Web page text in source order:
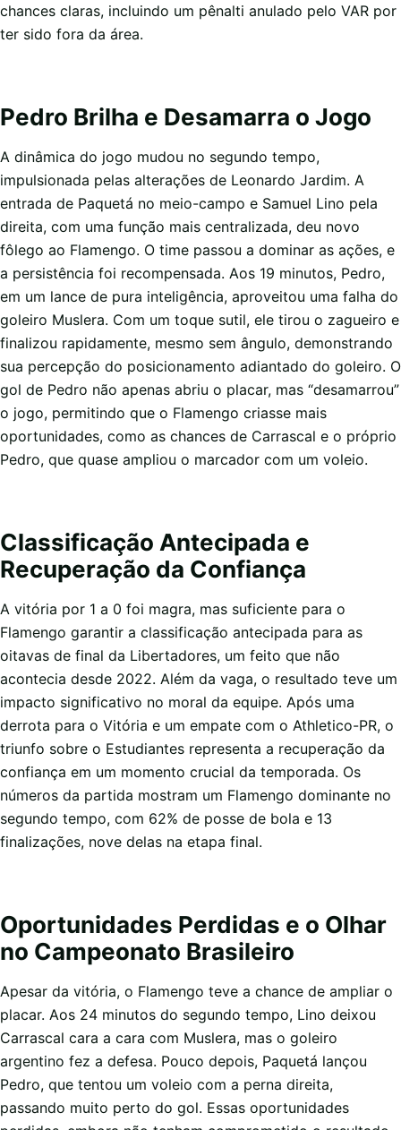
chances claras, incluindo um pênalti anulado pelo VAR por
ter sido fora da área.
Pedro Brilha e Desamarra o Jogo
A dinâmica do jogo mudou no segundo tempo,
impulsionada pelas alterações de Leonardo Jardim. A
entrada de Paquetá no meio-campo e Samuel Lino pela
direita, com uma função mais centralizada, deu novo
fôlego ao Flamengo. O time passou a dominar as ações, e
a persistência foi recompensada. Aos 19 minutos, Pedro,
em um lance de pura inteligência, aproveitou uma falha do
goleiro Muslera. Com um toque sutil, ele tirou o zagueiro e
finalizou rapidamente, mesmo sem ângulo, demonstrando
sua percepção do posicionamento adiantado do goleiro. O
gol de Pedro não apenas abriu o placar, mas “desamarrou”
o jogo, permitindo que o Flamengo criasse mais
oportunidades, como as chances de Carrascal e o próprio
Pedro, que quase ampliou o marcador com um voleio.
Classificação Antecipada e
Recuperação da Confiança
A vitória por 1 a 0 foi magra, mas suficiente para o
Flamengo garantir a classificação antecipada para as
oitavas de final da Libertadores, um feito que não
acontecia desde 2022. Além da vaga, o resultado teve um
impacto significativo no moral da equipe. Após uma
derrota para o Vitória e um empate com o Athletico-PR, o
triunfo sobre o Estudiantes representa a recuperação da
confiança em um momento crucial da temporada. Os
números da partida mostram um Flamengo dominante no
segundo tempo, com 62% de posse de bola e 13
finalizações, nove delas na etapa final.
Oportunidades Perdidas e o Olhar
no Campeonato Brasileiro
Apesar da vitória, o Flamengo teve a chance de ampliar o
placar. Aos 24 minutos do segundo tempo, Lino deixou
Carrascal cara a cara com Muslera, mas o goleiro
argentino fez a defesa. Pouco depois, Paquetá lançou
Pedro, que tentou um voleio com a perna direita,
passando muito perto do gol. Essas oportunidades